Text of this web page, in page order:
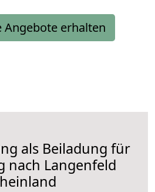
Angebote erhalten
als Beiladung für
nach Langenfeld